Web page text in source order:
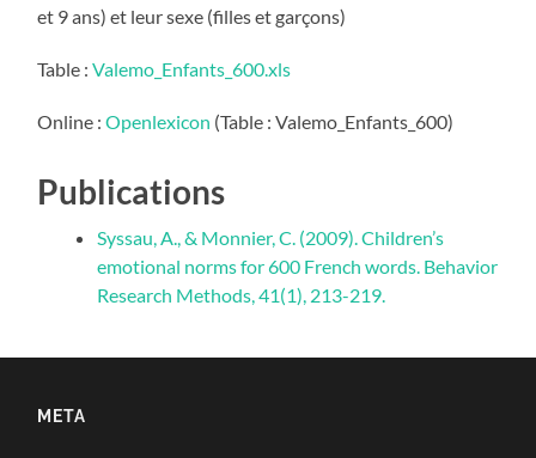
et 9 ans) et leur sexe (filles et garçons)
Table :Valemo_Enfants_600.xls
Online :Openlexicon (Table : Valemo_Enfants_600)
Publications
Syssau, A., & Monnier, C. (2009). Children’s
emotional norms for 600 French words. Behavior
Research Methods, 41(1), 213-219.
META